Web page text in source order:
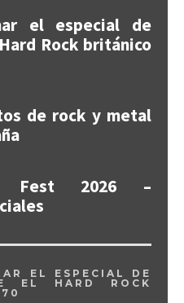
el especial de
Rock británico
de rock y metal
Fest 2026 –
EL ESPECIAL DE
EL HARD ROCK